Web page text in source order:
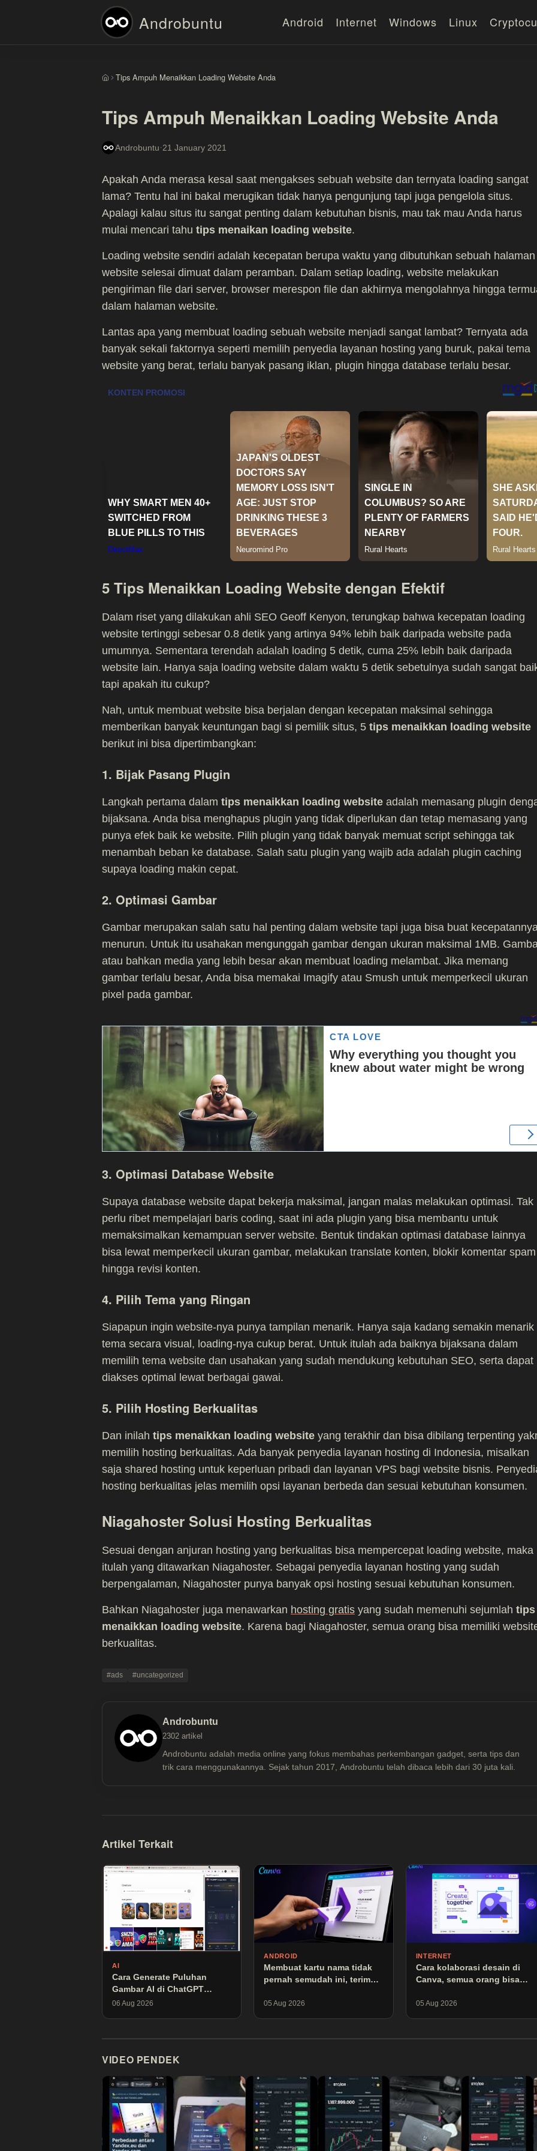
Androbuntu Android Internet Windows Linux
BerandaTips Ampuh Menaikkan Loading Website Anda
Tips Ampuh Menaikkan Loading Website Anda
Androbuntu·21 January 2021
Apakah Anda merasa kesal saat mengakses sebuah website dan ternyata loading sangat
lama? Tentu hal ini bakal merugikan tidak hanya pengunjung tapi juga pengelola situs.
Apalagi kalau situs itu sangat penting dalam kebutuhan bisnis, mau tak mau Anda harus
mulai mencari tahu tips menaikan loading website.
Loading website sendiri adalah kecepatan berupa waktu yang dibutuhkan sebuah halaman
website selesai dimuat dalam peramban. Dalam setiap loading, website melakukan
pengiriman file dari server, browser merespon file dan akhirnya mengolahnya hingga
dalam halaman website.
Lantas apa yang membuat loading sebuah website menjadi sangat lambat? Ternyata ada
banyak sekali faktornya seperti memilih penyedia layanan hosting yang buruk, pakai tema
website yang berat, terlalu banyak pasang iklan, plugin hingga database terlalu besar.
5 Tips Menaikkan Loading Website dengan Efektif
Dalam riset yang dilakukan ahli SEO Geoff Kenyon, terungkap bahwa kecepatan loading
website tertinggi sebesar 0.8 detik yang artinya 94% lebih baik daripada website pada
umumnya. Sementara terendah adalah loading 5 detik, cuma 25% lebih baik daripada
website lain. Hanya saja loading website dalam waktu 5 detik sebetulnya sudah sangat
tapi apakah itu cukup?
Nah, untuk membuat website bisa berjalan dengan kecepatan maksimal sehingga
memberikan banyak keuntungan bagi si pemilik situs, 5 tips menaikkan loading website
berikut ini bisa dipertimbangkan:
1. Bijak Pasang Plugin
Langkah pertama dalam tips menaikkan loading website adalah memasang plugin
bijaksana. Anda bisa menghapus plugin yang tidak diperlukan dan tetap memasang yang
punya efek baik ke website. Pilih plugin yang tidak banyak memuat script sehingga tak
menambah beban ke database. Salah satu plugin yang wajib ada adalah plugin caching
supaya loading makin cepat.
2. Optimasi Gambar
Gambar merupakan salah satu hal penting dalam website tapi juga bisa buat
menurun. Untuk itu usahakan mengunggah gambar dengan ukuran maksimal 1MB.
atau bahkan media yang lebih besar akan membuat loading melambat. Jika memang
gambar terlalu besar, Anda bisa memakai Imagify atau Smush untuk memperkecil ukuran
pixel pada gambar.
3. Optimasi Database Website
Supaya database website dapat bekerja maksimal, jangan malas melakukan optimasi. Tak
perlu ribet mempelajari baris coding, saat ini ada plugin yang bisa membantu untuk
memaksimalkan kemampuan server website. Bentuk tindakan optimasi database lainnya
bisa lewat memperkecil ukuran gambar, melakukan translate konten, blokir komentar spam
hingga revisi konten.
4. Pilih Tema yang Ringan
Siapapun ingin website-nya punya tampilan menarik. Hanya saja kadang semakin menarik
tema secara visual, loading-nya cukup berat. Untuk itulah ada baiknya bijaksana dalam
memilih tema website dan usahakan yang sudah mendukung kebutuhan SEO, serta dapat
diakses optimal lewat berbagai gawai.
5. Pilih Hosting Berkualitas
Dan inilah tips menaikkan loading website yang terakhir dan bisa dibilang terpenting
memilih hosting berkualitas. Ada banyak penyedia layanan hosting di Indonesia, misalkan
saja shared hosting untuk keperluan pribadi dan layanan VPS bagi website bisnis.
hosting berkualitas jelas memilih opsi layanan berbeda dan sesuai kebutuhan konsumen.
Niagahoster Solusi Hosting Berkualitas
Sesuai dengan anjuran hosting yang berkualitas bisa mempercepat loading website, maka
itulah yang ditawarkan Niagahoster. Sebagai penyedia layanan hosting yang sudah
berpengalaman, Niagahoster punya banyak opsi hosting sesuai kebutuhan konsumen.
Bahkan Niagahoster juga menawarkan hosting gratis yang sudah memenuhi sejumlah tips
menaikkan loading website. Karena bagi Niagahoster, semua orang bisa memiliki
berkualitas.
#ads #uncategorized
Androbuntu
2302 artikel
Androbuntu adalah media online yang fokus membahas perkembangan gadget, serta tips dan
trik cara menggunakannya. Sejak tahun 2017, Androbuntu telah dibaca lebih dari 30 juta kali.
Artikel Terkait
AI
Cara Generate Puluhan
Gambar AI di ChatGPT
Otomatis Pakai Extensi
06 Aug 2026
ANDROID
Membuat kartu nama tidak
pernah semudah ini, terima
05 Aug 2026
INTERNET
Cara kolaborasi desain di
Canva, semua orang bisa
05 Aug 2026
VIDEO PENDEK